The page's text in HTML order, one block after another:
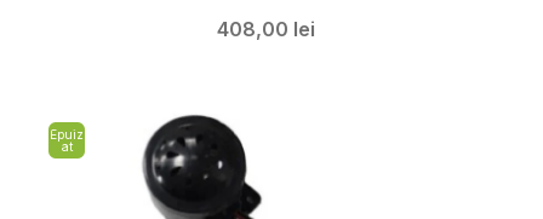
408,00 lei
Epuiz
at